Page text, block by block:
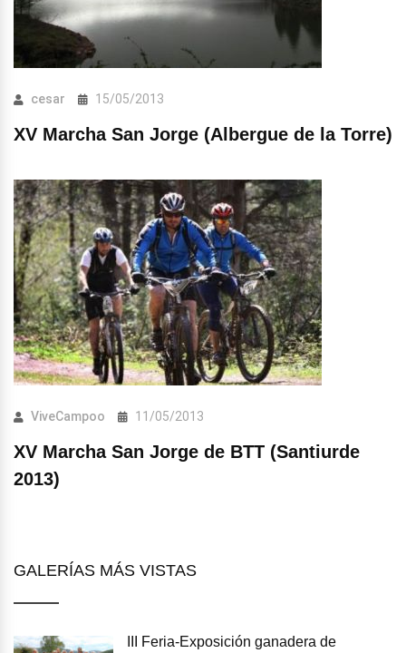
cesar 15/05/2013
XV Marcha San Jorge (Albergue de la Torre)
ViveCampoo 11/05/2013
XV Marcha San Jorge de BTT (Santiurde
2013)
GALERÍAS MÁS VISTAS
III Feria-Exposición ganadera de